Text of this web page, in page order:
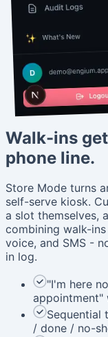
Walk-ins
phone line.
Store Mode turns
self-serve kiosk.
a slot themselves,
combining walk-
voice, and SMS -
in log.
"I'm here
appointment"
Sequential
/ done / no-